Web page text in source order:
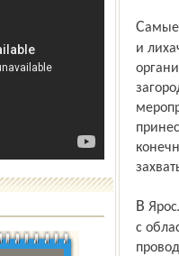
Самые нетерпеливые автолюбители живут по принципу «от светофора сделать всех»
и
В Ярославле есть общественная организация «Империя рейсинга», которая совместно
с